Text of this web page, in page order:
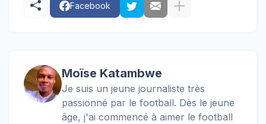
Facebook
Moïse Katambwe
Je suis un jeune journaliste très
passionné par le football. Dès le jeune
âge, j'ai commencé à aimer le football